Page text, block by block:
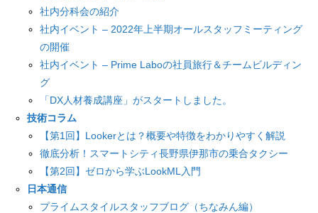
社内分科会の紹介
社内イベント – 2022年上半期オールスタッフミーティング
の開催
社内イベント – Prime Laboの社員旅行＆チームビルディン
グ
「DX人材養成講座」がスタートしました。
技術コラム
【第1回】Lookerとは？概要や特徴をわかりやすく解説
徹底分析！スマートシティ長野県伊那市の乗合タクシー
【第2回】ゼロから学ぶLookML入門
日本通信
プライムスタイルスタッフブログ（ちなみん編）